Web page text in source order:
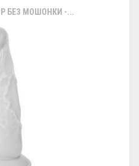
БЕЗ МОШОНКИ -...